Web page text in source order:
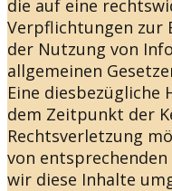
die auf eine
Verpflichtungen zur
der Nutzung von
allgemeinen
Eine
dem Zeitpunkt der
Rechtsverletzung
von
wir diese Inhalte